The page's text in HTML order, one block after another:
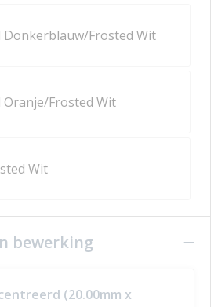
Donkerblauw/Frosted Wit
Oranje/Frosted Wit
Wit
bewerking
(20.00mm x